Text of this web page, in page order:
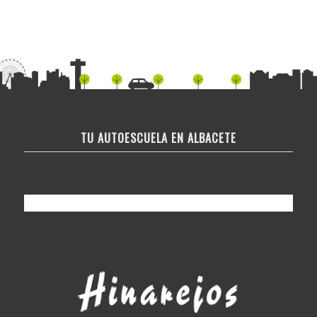
TU AUTOESCUELA EN ALBACETE